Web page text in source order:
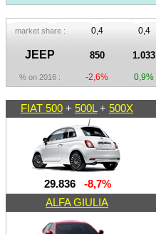
market share : 0,4 0,4
JEEP 850 1.033
% on 2016 : -2,6% 0,9%
FIAT 500 + 500L + 500X
29.836 -8,7%
ALFA GIULIA